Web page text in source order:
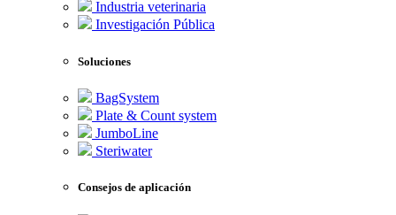
Industria veterinaria
Investigación Pública
Soluciones
BagSystem
Plate & Count system
JumboLine
Steriwater
Consejos de aplicación